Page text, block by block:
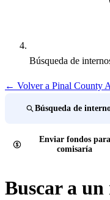
Búsqueda de
← Volver a Pinal County
Búsqueda de
Enviar fondos para
comisaría
Buscar a un